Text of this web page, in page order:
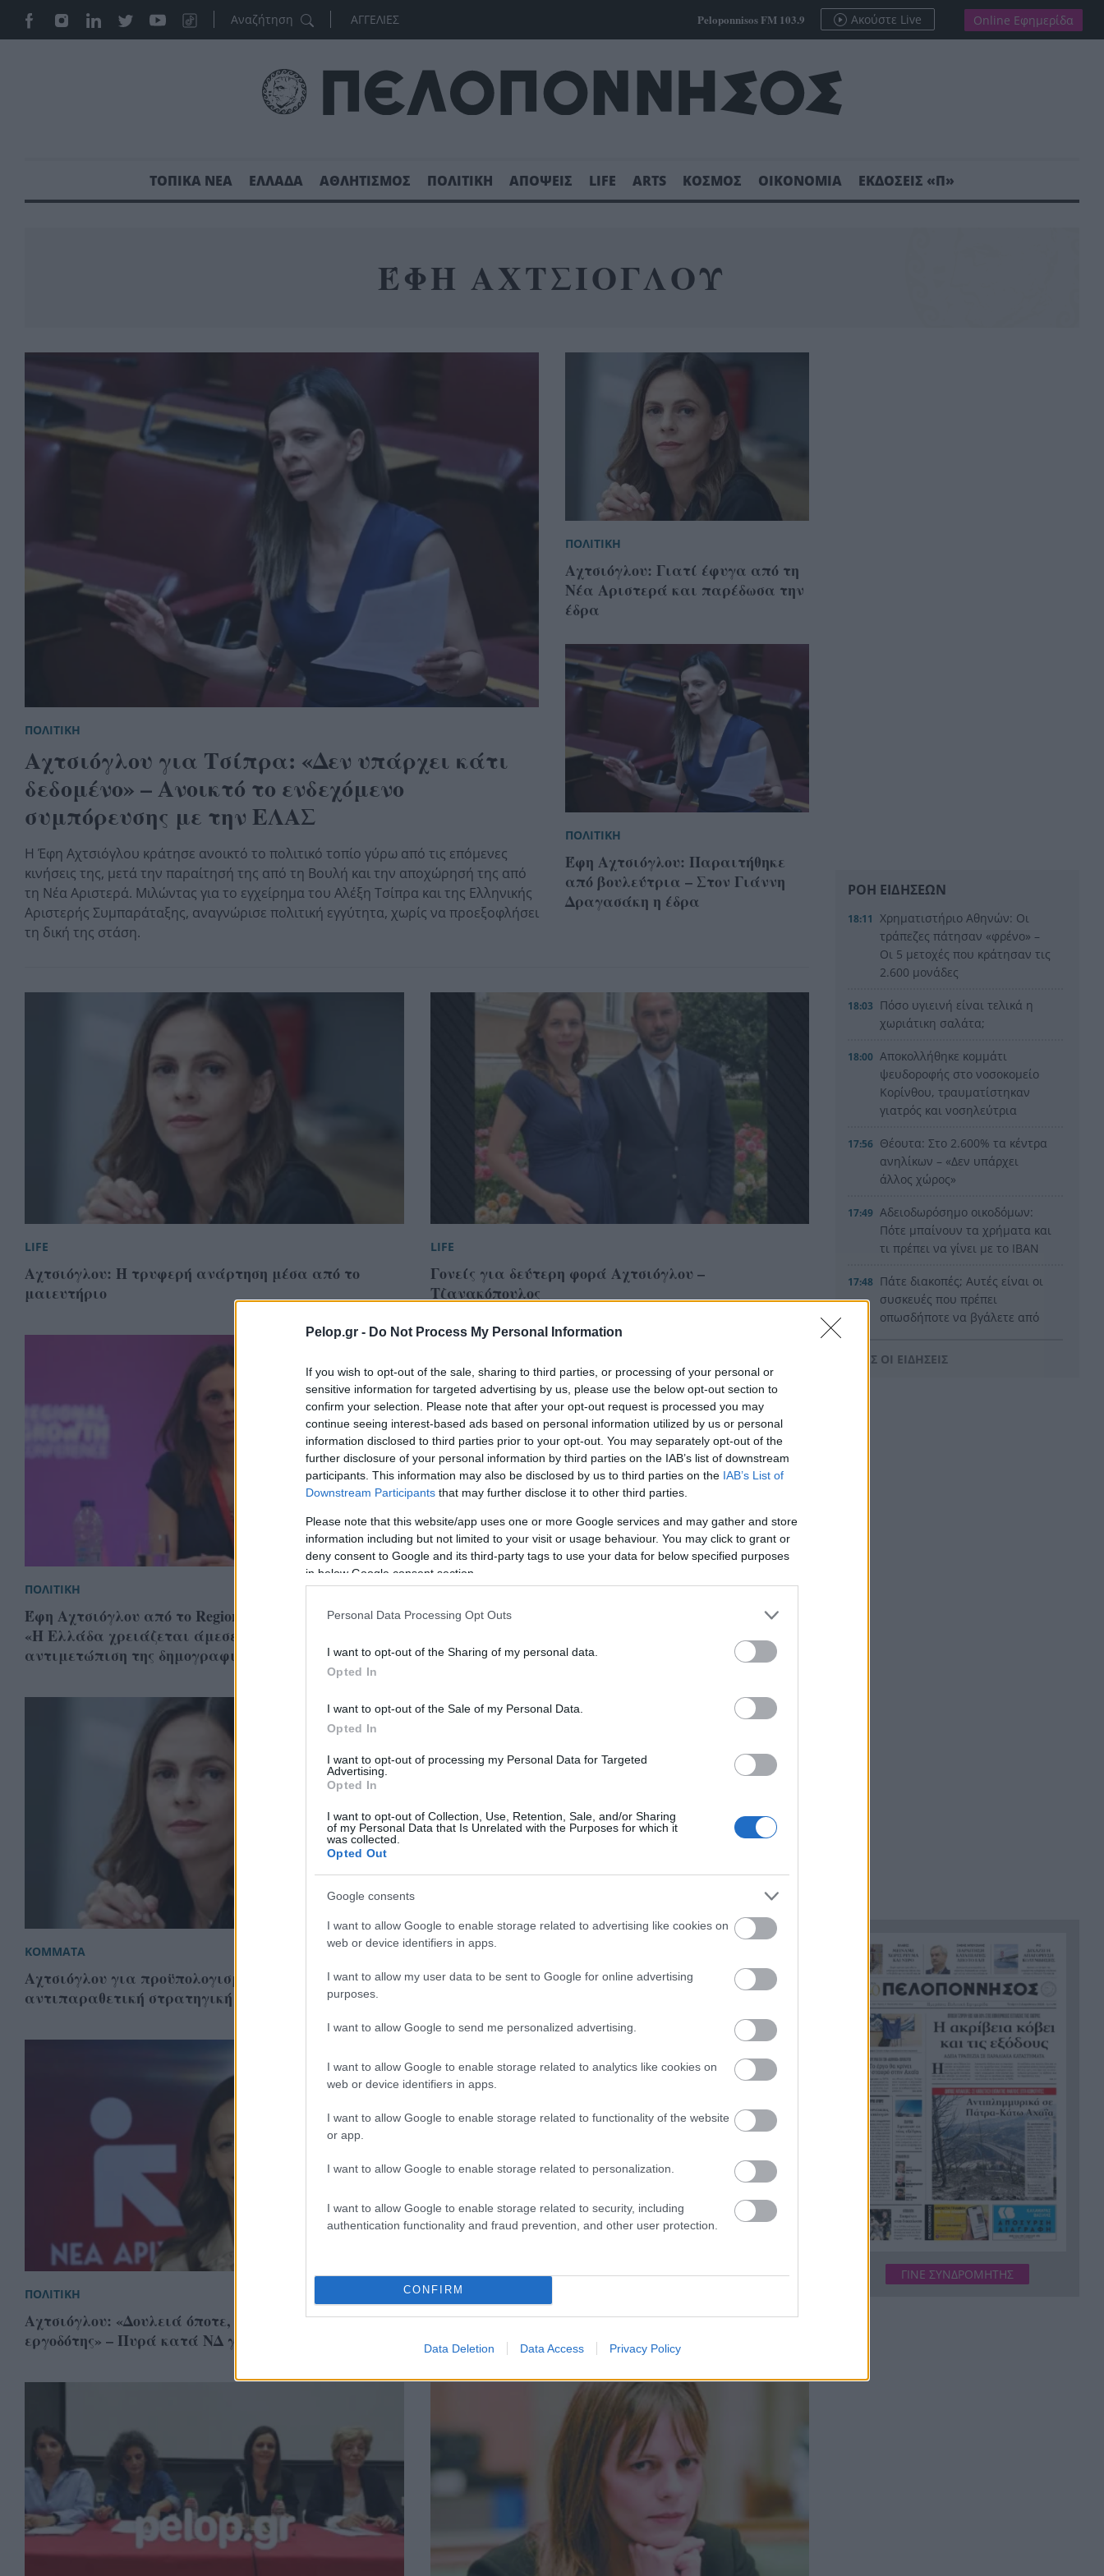
Pelop.gr - Do Not Process My Personal Information
If you wish to opt-out of the sale, sharing to third parties, or processing of your personal or
sensitive information for targeted advertising by us, please use the below opt-out section to
confirm your selection. Please note that after your opt-out request is processed you may
continue seeing interest-based ads based on personal information utilized by us or personal
information disclosed to third parties prior to your opt-out. You may separately opt-out of the
further disclosure of your personal information by third parties on the IAB’s list of downstream
participants. This information may also be disclosed by us to third parties on the IAB’s List of
Downstream Participants that may further disclose it to other third parties.
Please note that this website/app uses one or more Google services and may gather and store
information including but not limited to your visit or usage behaviour. You may click to grant or
deny consent to Google and its third-party tags to use your data for below specified purposes
in below Google consent section.
Personal Data Processing Opt Outs
I want to opt-out of the Sharing of my personal data.
Opted In
I want to opt-out of the Sale of my Personal Data.
Opted In
I want to opt-out of processing my Personal Data for Targeted
Advertising.
Opted In
I want to opt-out of Collection, Use, Retention, Sale, and/or Sharing
of my Personal Data that Is Unrelated with the Purposes for which it
was collected.
Opted Out
Google consents
I want to allow Google to enable storage related to advertising like cookies on
web or device identifiers in apps.
I want to allow my user data to be sent to Google for online advertising
purposes.
I want to allow Google to send me personalized advertising.
I want to allow Google to enable storage related to analytics like cookies on
web or device identifiers in apps.
I want to allow Google to enable storage related to functionality of the website
or app.
I want to allow Google to enable storage related to personalization.
I want to allow Google to enable storage related to security, including
authentication functionality and fraud prevention, and other user protection.
CONFIRM
Data Deletion Data Access Privacy Policy
ΑΓΓΕΛΙΕΣ Peloponnisos FM 103.9 Ακούστε Live Online Εφημερίδα
ΤΟΠΙΚΑ ΝΕΑ ΕΛΛΑΔΑ ΑΘΛΗΤΙΣΜΟΣ ΠΟΛΙΤΙΚΗ ΑΠΟΨΕΙΣ LIFE ARTS ΚΟΣΜΟΣ ΟΙΚΟΝΟΜΙΑ ΕΚΔΟΣΕΙΣ «Π»
ΈΦΗ ΑΧΤΣΙΟΓΛΟΥ
ΠΟΛΙΤΙΚΗ
Αχτσιόγλου για Τσίπρα: «Δεν υπάρχει κάτι
δεδομένο» – Ανοικτό το ενδεχόμενο
συμπόρευσης με την ΕΛΑΣ
Η Έφη Αχτσιόγλου κράτησε ανοικτό το πολιτικό τοπίο γύρω από τις επόμενες
κινήσεις της, μετά την παραίτησή της από τη Βουλή και την αποχώρησή της από
τη Νέα Αριστερά. Μιλώντας για το εγχείρημα του Αλέξη Τσίπρα και της Ελληνικής
Αριστερής Συμπαράταξης, αναγνώρισε πολιτική εγγύτητα, χωρίς να προεξοφλήσει
τη δική της στάση.
ΠΟΛΙΤΙΚΗ
Αχτσιόγλου: Γιατί έφυγα από τη
Νέα Αριστερά και παρέδωσα την
έδρα
ΠΟΛΙΤΙΚΗ
Έφη Αχτσιόγλου: Παραιτήθηκε
από βουλεύτρια – Στον Γιάννη
Δραγασάκη η έδρα
LIFE
Αχτσιόγλου: Η τρυφερή ανάρτηση μέσα από το
μαιευτήριο
LIFE
Γονείς για δεύτερη φορά Αχτσιόγλου –
Τζανακόπουλος
ΠΟΛΙΤΙΚΗ
Έφη Αχτσιόγλου από το Regional Growth Conference:
«Η Ελλάδα χρειάζεται άμεσες πολιτικές για την
αντιμετώπιση της δημογραφικής κρίσης»
QR CODE
Χαρμόσυνα τα νέα για την Έφη Αχτσιόγλου: Η
τρυφερή ανάρτηση με τις πασχαλινές ευχές
ΚΟΜΜΑΤΑ
Αχτσιόγλου για προϋπολογισμό: «Προέχει μια
αντιπαραθετική στρατηγική σε όλα τα μέτωπα»
ΠΟΛΙΤΙΚΗ
Αχτσιόγλου: Ο ΣΥΡΙΖΑ έκλεισε τον κύκλο του, τι
ΠΟΛΙΤΙΚΗ
Αχτσιόγλου: «Δουλειά όποτε, όσο, όπως θέλει ο
εργοδότης» – Πυρά κατά ΝΔ για την 6ήμερη εργασία
ΚΟΜΜΑΤΑ
Αχτσιόγλου για Μενίδι: Επιβεβαιώνει τα ελλιπή
αντανακλαστικά του κράτους
ΡΟΗ ΕΙΔΗΣΕΩΝ
18:11
Χρηματιστήριο Αθηνών: Οι
τράπεζες πάτησαν «φρένο» –
Οι 5 μετοχές που κράτησαν τις
2.600 μονάδες
18:03 Πόσο υγιεινή είναι τελικά η
χωριάτικη σαλάτα;
18:00 Αποκολλήθηκε κομμάτι
ψευδοροφής στο νοσοκομείο
Κορίνθου, τραυματίστηκαν
γιατρός και νοσηλεύτρια
17:56 Θέουτα: Στο 2.600% τα κέντρα
ανηλίκων – «Δεν υπάρχει
άλλος χώρος»
17:49 Αδειοδωρόσημο οικοδόμων:
Πότε μπαίνουν τα χρήματα και
τι πρέπει να γίνει με το IBAN
17:48 Πάτε διακοπές; Αυτές είναι οι
συσκευές που πρέπει
οπωσδήποτε να βγάλετε από
Συναγερμός στο Λονδίνο:
λόγους
16:48 Βίντεο: Κεραυνός πέφτει στη
μέση του γηπέδου – Νεκρός
24χρονος ποδοσφαιριστής
Το ορεινό χωριό της
Πελοποννήσου που κρύβει σκι,
λίμνες και διαδρομές μέσα στα
έλατα
Ο Τιάγκο Μέσι στη Μασία: Ο
γιος του Λιονέλ φορά τα
μπλαουγκράνα από τον
Νοέμβριο
16:31
Η αξιοπιστία των απειλών
κρίνεται στις πράξεις
Άμεσα η αντικατάσταση του
μετεωρολογικού σταθμού που
ΟΛΕΣ ΟΙ ΕΙΔΗΣΕΙΣ
ΓΙΝΕ ΣΥΝΔΡΟΜΗΤΗΣ